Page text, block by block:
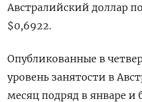
Австралийский доллар
$0,6922.
Опубликованные в
уровень занятости в
месяц подряд в январе и